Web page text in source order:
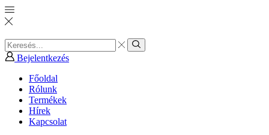
Search
input
Search
Bejelentkezés
Főoldal
Rólunk
Termékek
Hírek
Kapcsolat